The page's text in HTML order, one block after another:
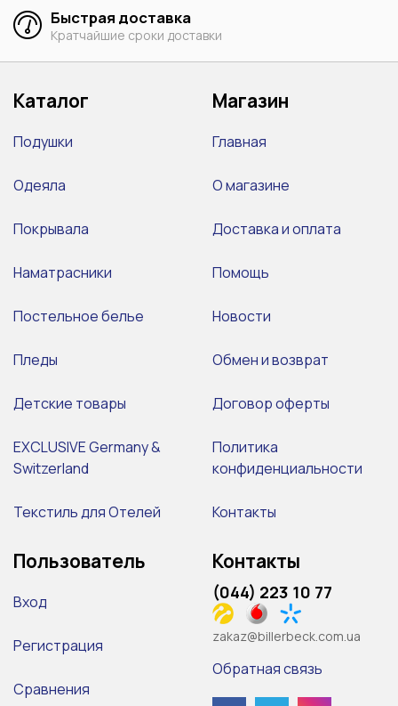
Быстрая доставка
Кратчайшие сроки доставки
Каталог
Подушки
Одеяла
Покрывала
Наматрасники
Постельное белье
Пледы
Детские товары
EXCLUSIVE Germany &
Switzerland
Текстиль для Отелей
Магазин
Главная
О магазине
Доставка и оплата
Помощь
Новости
Обмен и возврат
Договор оферты
Политика
конфиденциальности
Контакты
Пользователь
Вход
Регистрация
Сравнения
Контакты
(044) 223 10 77
zakaz@billerbeck.com.ua
Обратная связь